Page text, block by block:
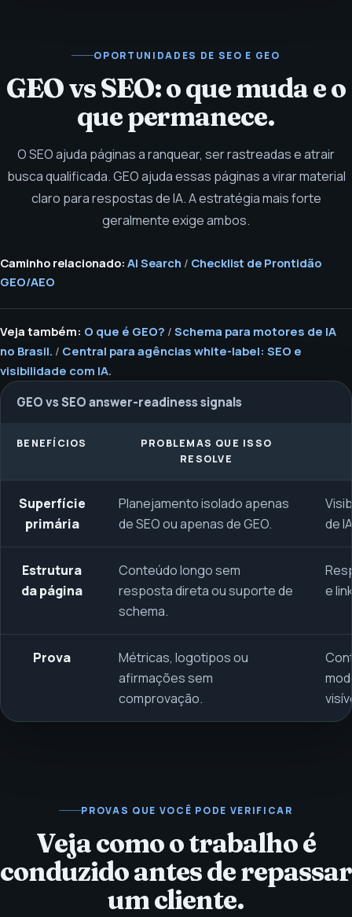
OPORTUNIDADES DE SEO E GEO
GEO vs SEO: o que muda e o
que permanece.
O SEO ajuda páginas a ranquear, ser rastreadas e atrair
busca qualificada. GEO ajuda essas páginas a virar material
claro para respostas de IA. A estratégia mais forte
geralmente exige ambos.
Caminho relacionado: AI Search / Checklist de Prontidão
GEO/AEO
Veja também: O que é GEO? / Schema para motores de IA
no Brasil. / Central para agências white-label: SEO e
visibilidade com IA.
GEO vs SEO answer-readiness signals
BENEFÍCIOS
PROBLEMAS QUE ISSO
RESOLVE
Superfície
primária
Planejamento isolado apenas
de SEO ou apenas de GEO.
de
Estrutura
da página
Conteúdo longo sem
resposta direta ou suporte de
schema.
e
Prova
Métricas, logotipos ou
afirmações sem
comprovação.
PROVAS QUE VOCÊ PODE VERIFICAR
Veja como o trabalho é
conduzido antes de repassar
um cliente.